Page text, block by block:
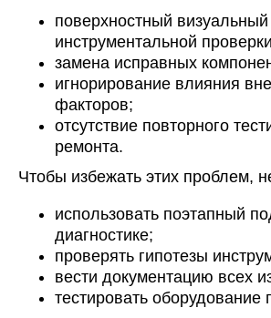
поверхностный
инструментальной
замена исправных
игнорирование влияния
факторов;
отсутствие повторного
ремонта.
Чтобы избежать этих проблем,
использовать поэтапный
диагностике;
проверять гипотезы
вести документацию всех
тестировать оборудование